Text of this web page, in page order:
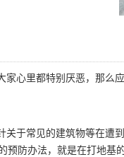
心里都特别厌恶，那么
关于常见的建筑物等在遭
预防办法，就是在打地